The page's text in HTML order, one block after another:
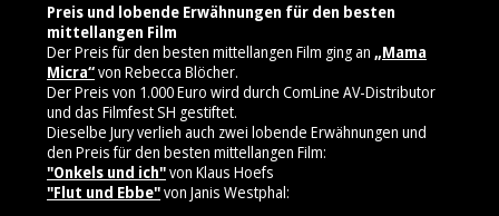
Preis und lobende Erwähnungen für den besten
mittellangen Film
Der Preis für den besten mittellangen Film ging an „Mama
Micra“von Rebecca Blöcher.
Der Preis von 1.000 Euro wird durch ComLine AV-Distributor
und das Filmfest SH gestiftet.
Dieselbe Jury verlieh auch zwei lobende Erwähnungen und
den Preis für den besten mittellangen Film:
"Onkels und ich"von Klaus Hoefs
"Flut und Ebbe"von Janis Westphal: